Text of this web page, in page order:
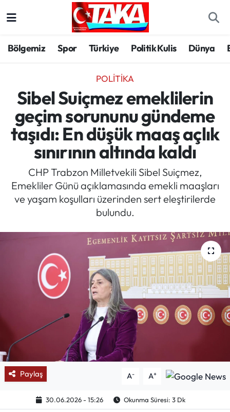
Bölgemiz Spor Türkiye Politik Kulis Dünya
POLITIKA
Sibel Suiçmez emeklilerin
geçim sorununu gündeme
taşıdı: En düşük maaş açlık
sınırının altında kaldı
CHP Trabzon Milletvekili Sibel Suiçmez,
Emekliler Günü açıklamasında emekli maaşları
ve yaşam koşulları üzerinden sert eleştirilerde
bulundu.
Paylaş A- A+
30.06.2026 - 15:26 Okunma Süresi: 3 Dk
Spor
Türkiye
Kültür/Sanat
Politika
Politik Kulis
Dünya
Röportaj
Manşet
Köşe Yazıları
Karikatür Galeri
BIK
ASTROLOJİ
Trabzon Hava Durumu
Trabzon Trafik Yoğunluk Haritası
Süper Lig Puan Durumu ve Fikstür
Tüm Manşetler
Son Dakika Haberleri
Haber Arşivi